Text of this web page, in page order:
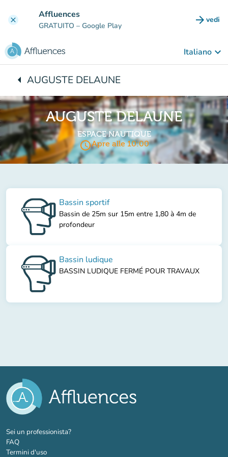
clear Affluences
GRATUITO – Google Play arrow_forward vedi
Italiano keyboard_arrow_down
arrow_leftTorna a:
AUGUSTE DELAUNE
AUGUSTE DELAUNE
ESPACE NAUTIQUE
access_timeApre alle 10:00
Bassin sportif
Bassin de 25m sur 15m entre 1,80 à 4m de
profondeur
Bassin ludique
BASSIN LUDIQUE FERMÉ POUR TRAVAUX
Sei un professionista?(nuova scheda)
FAQ
Termini d'uso